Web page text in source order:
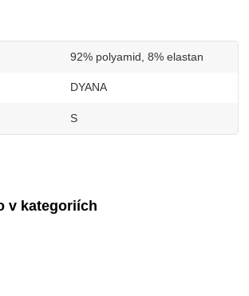
92% polyamid, 8% elastan
DYANA
S
v kategoriích